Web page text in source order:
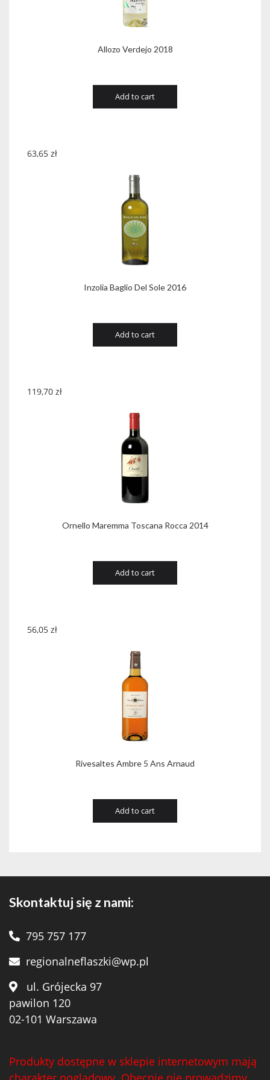
Allozo Verdejo 2018
Add to cart
Inzolia Baglio Del Sole 2016
63,65 zł
Add to cart
Ornello Maremma Toscana Rocca 2014
119,70 zł
Add to cart
Rivesaltes Ambre 5 Ans Arnaud
56,05 zł
Add to cart
Skontaktuj się z nami:
795 757 177
regionalneflaszki@wp.pl
ul. Grójecka 97
pawilon 120
02-101 Warszawa
Produkty dostępne w sklepie internetowym mają